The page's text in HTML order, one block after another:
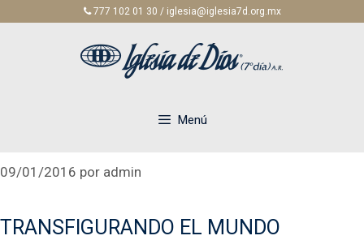
777 102 01 30 / iglesia@iglesia7d.org.mx
Menú
09/01/2016 por admin
TRANSFIGURANDO EL MUNDO